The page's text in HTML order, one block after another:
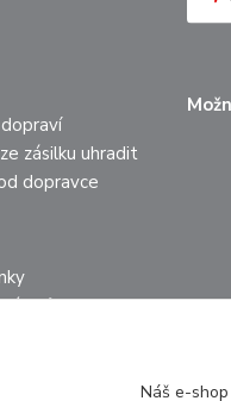
zásilku uhradit
dopravce
údajů
Náš e-